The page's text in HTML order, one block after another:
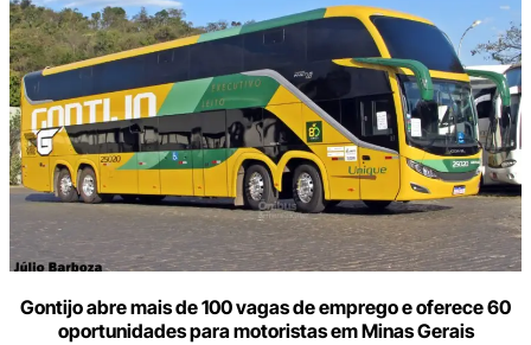
Gontijo abre mais de 100 vagas de emprego e oferece 60
oportunidades para motoristas em Minas Gerais